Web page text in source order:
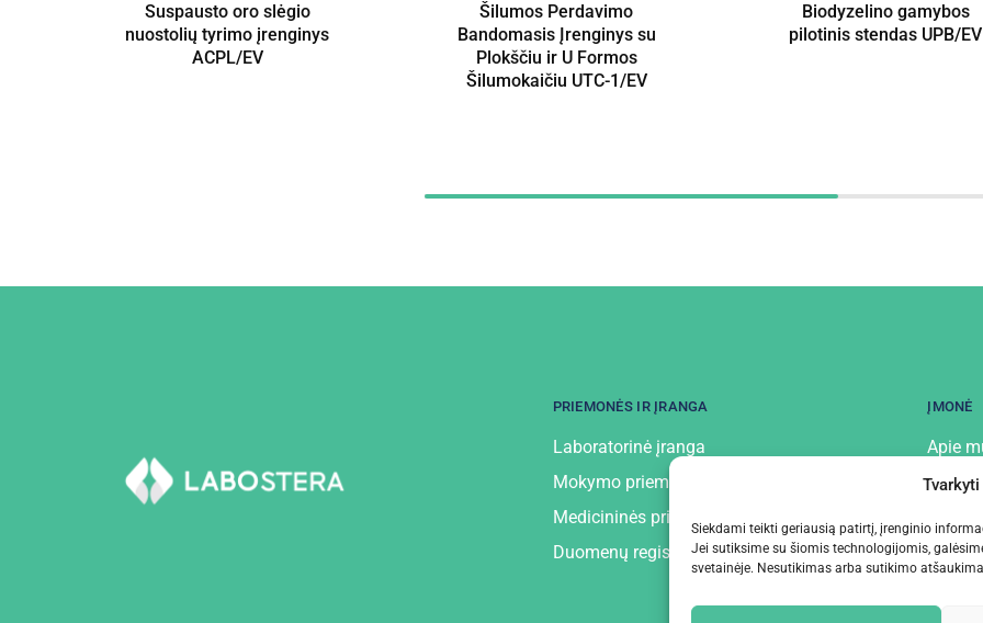
Siekdami teikti geriausią patirtį, įrenginio
Jei sutiksime su šiomis technologijomis,
svetainėje. Nesutikimas arba sutikimo
Suspausto oro slėgio
nuostolių tyrimo įrenginys
ACPL/EV
Šilumos Perdavimo
Bandomasis Įrenginys su
Plokščiu ir U Formos
Šilumokaičiu UTC-1/EV
Biodyzelino gamybos
pilotinis stendas UPB/EV
PRIEMONĖS IR ĮRANGA
Laboratorinė įranga
Mokymo priemonės ir įranga
Medicininės priemonės ir įranga
Duomenų registratoriai
ĮMONĖ
Apie